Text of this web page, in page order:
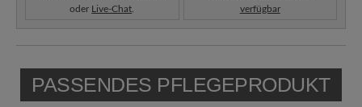
oder Live-Chat
verfügbar
PASSENDES PFLEGEPRODUKT